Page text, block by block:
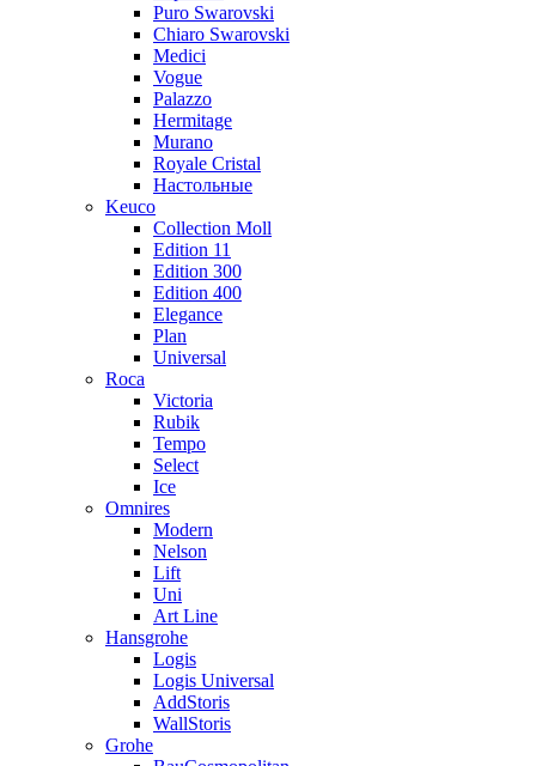
Puro Swarovski
Chiaro Swarovski
Medici
Vogue
Palazzo
Hermitage
Murano
Royale Cristal
Настольные
Keuco
Collection Moll
Edition 11
Edition 300
Edition 400
Elegance
Plan
Universal
Roca
Victoria
Rubik
Tempo
Select
Ice
Omnires
Modern
Nelson
Lift
Uni
Art Line
Hansgrohe
Logis
Logis Universal
AddStoris
WallStoris
Grohe